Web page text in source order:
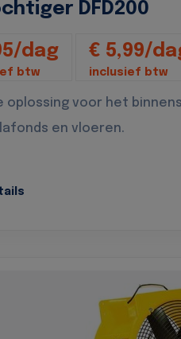
DFD200
dag
btw
€ 5,99/
inclusief btw
oplossing voor het
en vloeren.